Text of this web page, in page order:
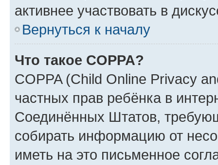
активнее участвовать в
Вернуться к началу
Что такое COPPA?
COPPA (Child Online Privacy
частных прав ребёнка в
Соединённых Штатов,
собирать информацию от
иметь на это письменное